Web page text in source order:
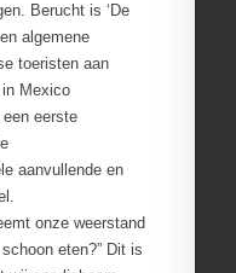
Berucht is ‘De
algemene
toeristen aan
Mexico
eerste
aanvullende en
onze weerstand
eten?” Dit is